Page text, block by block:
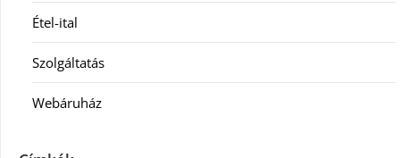
Étel-ital
Szolgáltatás
Webáruház